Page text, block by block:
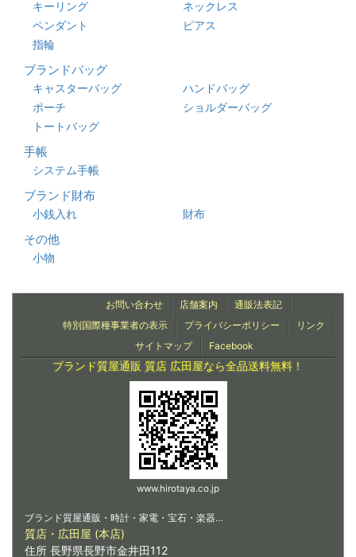
キーリング
ネックレス
ペンダント
ピアス
指輪
ブランドバッグ
キャスターバッグ
ハンドバッグ
ポーチ
ショルダーバッグ
トートバッグ
手帳
システム手帳
ブランド財布
小銭入れ 財布
その他
小物
お問い合わせ 店舗案内
通販法表記
特別国際種事業者の表示
プライバシーポリシー
リンク
サイトマップ
Facebook
ブランド質屋通販 質店 広田屋なら全品送料無料！
www.hirotaya.co.jp
ブランド質屋通販・時計・家電・宝石・楽器…
質店・広田屋 (本店)
住所 長野県長野市金井田112